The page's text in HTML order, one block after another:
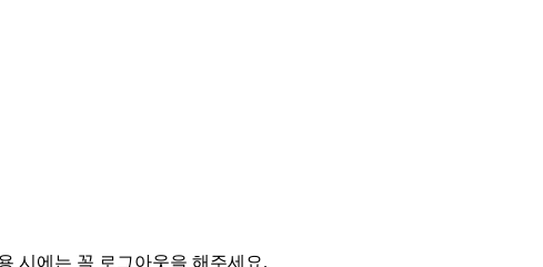
시에는 꼭 로그아웃을 해주세요.